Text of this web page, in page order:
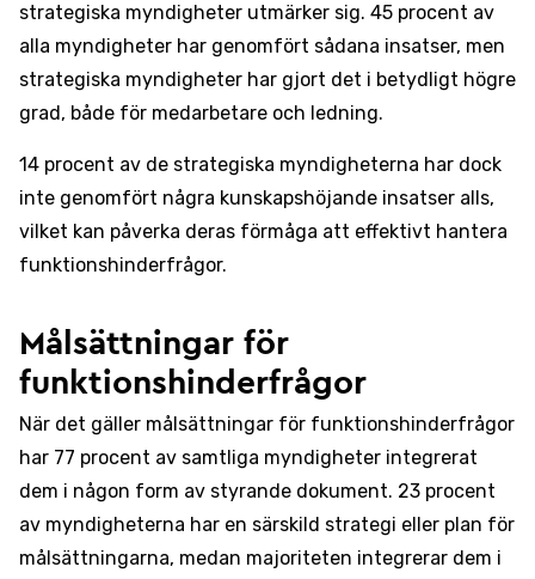
strategiska myndigheter utmärker sig. 45 procent av
alla myndigheter har genomfört sådana insatser, men
strategiska myndigheter har gjort det i betydligt högre
grad, både för medarbetare och ledning.
14 procent av de strategiska myndigheterna har dock
inte genomfört några kunskapshöjande insatser alls,
vilket kan påverka deras förmåga att effektivt hantera
funktionshinderfrågor.
Målsättningar för
funktionshinderfrågor
När det gäller målsättningar för funktionshinderfrågor
har 77 procent av samtliga myndigheter integrerat
dem i någon form av styrande dokument. 23 procent
av myndigheterna har en särskild strategi eller plan för
målsättningarna, medan majoriteten integrerar dem i